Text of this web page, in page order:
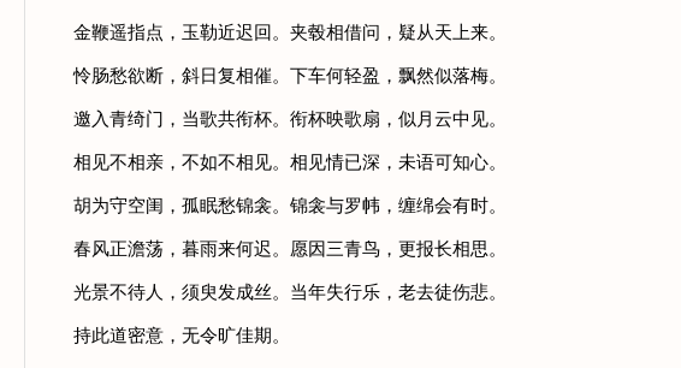
金鞭遥指点，玉勒近迟回。夹毂相借问，疑从天上来。
怜肠愁欲断，斜日复相催。下车何轻盈，飘然似落梅。
邀入青绮门，当歌共衔杯。衔杯映歌扇，似月云中见。
相见不相亲，不如不相见。相见情已深，未语可知心。
胡为守空闺，孤眠愁锦衾。锦衾与罗帏，缠绵会有时。
春风正澹荡，暮雨来何迟。愿因三青鸟，更报长相思。
光景不待人，须臾发成丝。当年失行乐，老去徒伤悲。
持此道密意，无令旷佳期。